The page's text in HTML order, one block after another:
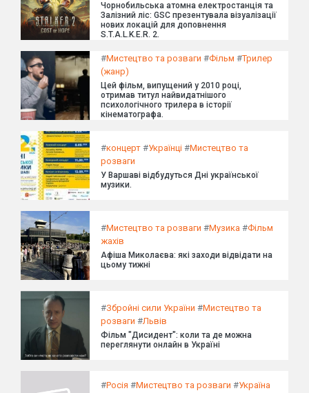
Чорнобильська атомна електростанція та
Залізний ліс: GSC презентувала візуалізації
нових локацій для доповнення
S.T.A.L.K.E.R. 2.
#Мистецтво та розваги #Фільм #Трилер
(жанр)
Цей фільм, випущений у 2010 році,
отримав титул найвидатнішого
психологічного трилера в історії
кінематографа.
#концерт #Українці #Мистецтво та
розваги
У Варшаві відбудуться Дні української
музики.
#Мистецтво та розваги #Музика #Фільм
жахів
Афіша Миколаєва: які заходи відвідати на
цьому тижні
#Збройні сили України #Мистецтво та
розваги #Львів
Фільм "Дисидент": коли та де можна
переглянути онлайн в Україні
#Росія #Мистецтво та розваги #Україна